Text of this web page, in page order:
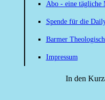
Abo - eine tägliche
Spende für die
Barmer
Impressum
In den